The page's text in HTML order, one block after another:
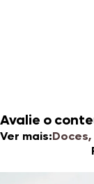
Avalie o
Ver mais: